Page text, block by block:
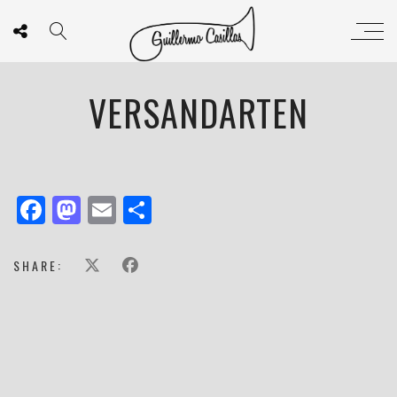
VERSANDARTEN
Facebook
Mastodon
Email
SHARE: